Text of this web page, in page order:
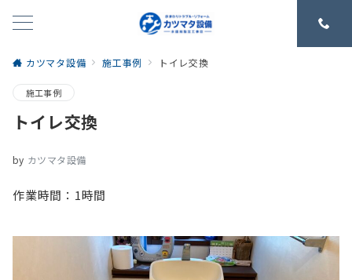
カツマタ設備 施工事例 トイレ交換
施工事例
トイレ交換
by カツマタ設備
作業時間：1時間